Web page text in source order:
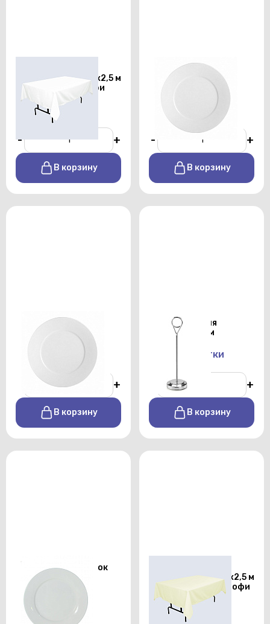
прямоугольная 1,5х2,5 м
белого цвета профи
От 450 р./сутки
- +
В корзину
Тарелка
подстановочная
Shoenwald 32см
От 170 р./сутки
- +
В корзину
Тарелка закусочная
+
В корзину
Держатель для
номерков 25см
От 100 р./сутки
+
В корзину
Тарелка для закусок
Chan Wave 225 мм
От 25 р./сутки
прямоугольная 1,5х2,5 м
бежевого цвета профи
От 450 р./сутки